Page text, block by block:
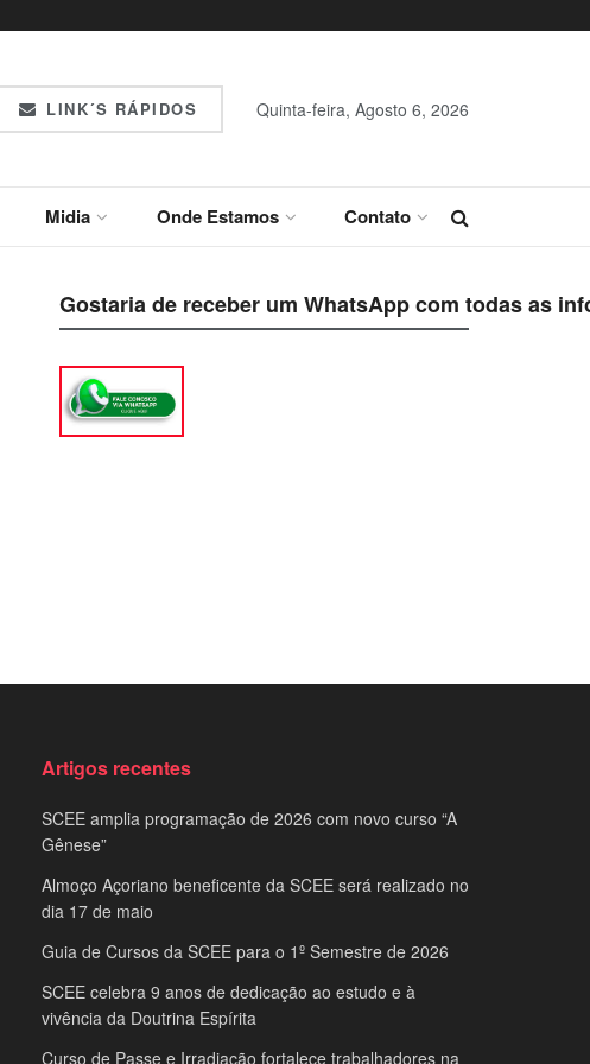
LINK´S RÁPIDOS Quinta-feira, Agosto 6, 2026
Midia Onde Estamos Contato
Gostaria de receber um WhatsApp com todas as
Artigos recentes
SCEE amplia programação de 2026 com novo curso “A
Gênese”
Almoço Açoriano beneficente da SCEE será realizado no
dia 17 de maio
Guia de Cursos da SCEE para o 1º Semestre de 2026
SCEE celebra 9 anos de dedicação ao estudo e à
vivência da Doutrina Espírita
Curso de Passe e Irradiação fortalece trabalhadores na